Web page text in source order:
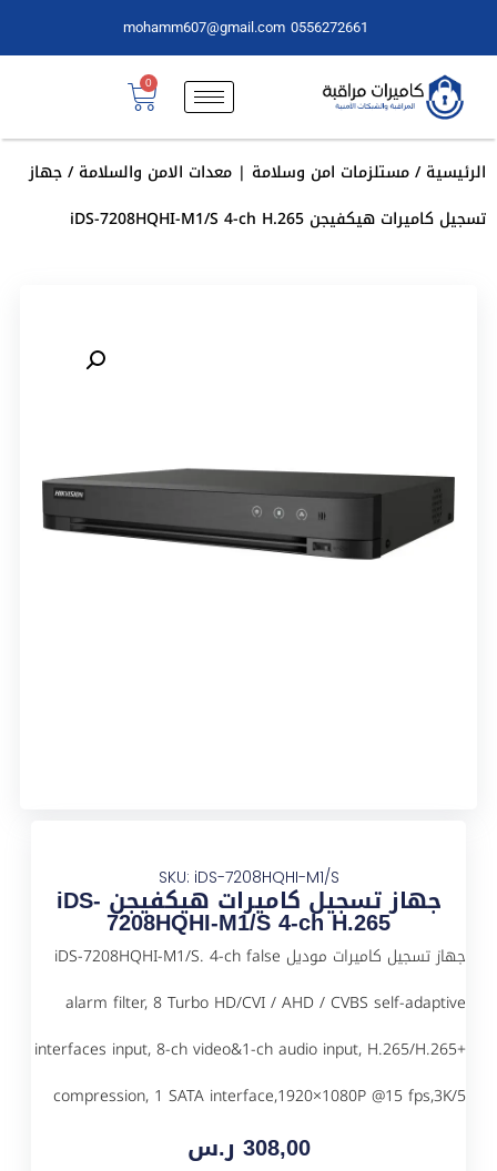
0556272661
mohamm607@gmail.com
0
الرئيسية/مستلزمات امن وسلامة | معدات الامن والسلامة/ جهاز
تسجيل كاميرات هيكفيجن iDS-7208HQHI-M1/S 4-ch H.265
SKU: iDS-7208HQHI-M1/S
جهاز تسجيل كاميرات هيكفيجن iDS-
7208HQHI-M1/S 4-ch H.265
جهاز تسجيل كاميرات موديل iDS-7208HQHI-M1/S. 4-ch false
alarm filter, 8 Turbo HD/CVI / AHD / CVBS self-adaptive
interfaces input, 8-ch video&1-ch audio input, H.265/H.265+
compression, 1 SATA interface,1920×1080P @15 fps,3K/5
308,00 ر.س